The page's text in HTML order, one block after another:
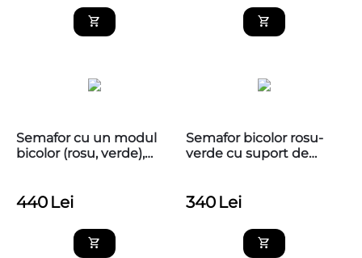
Semafor cu un modul
bicolor (rosu, verde),
440 Lei
Semafor bicolor rosu-
verde cu suport de
340 Lei